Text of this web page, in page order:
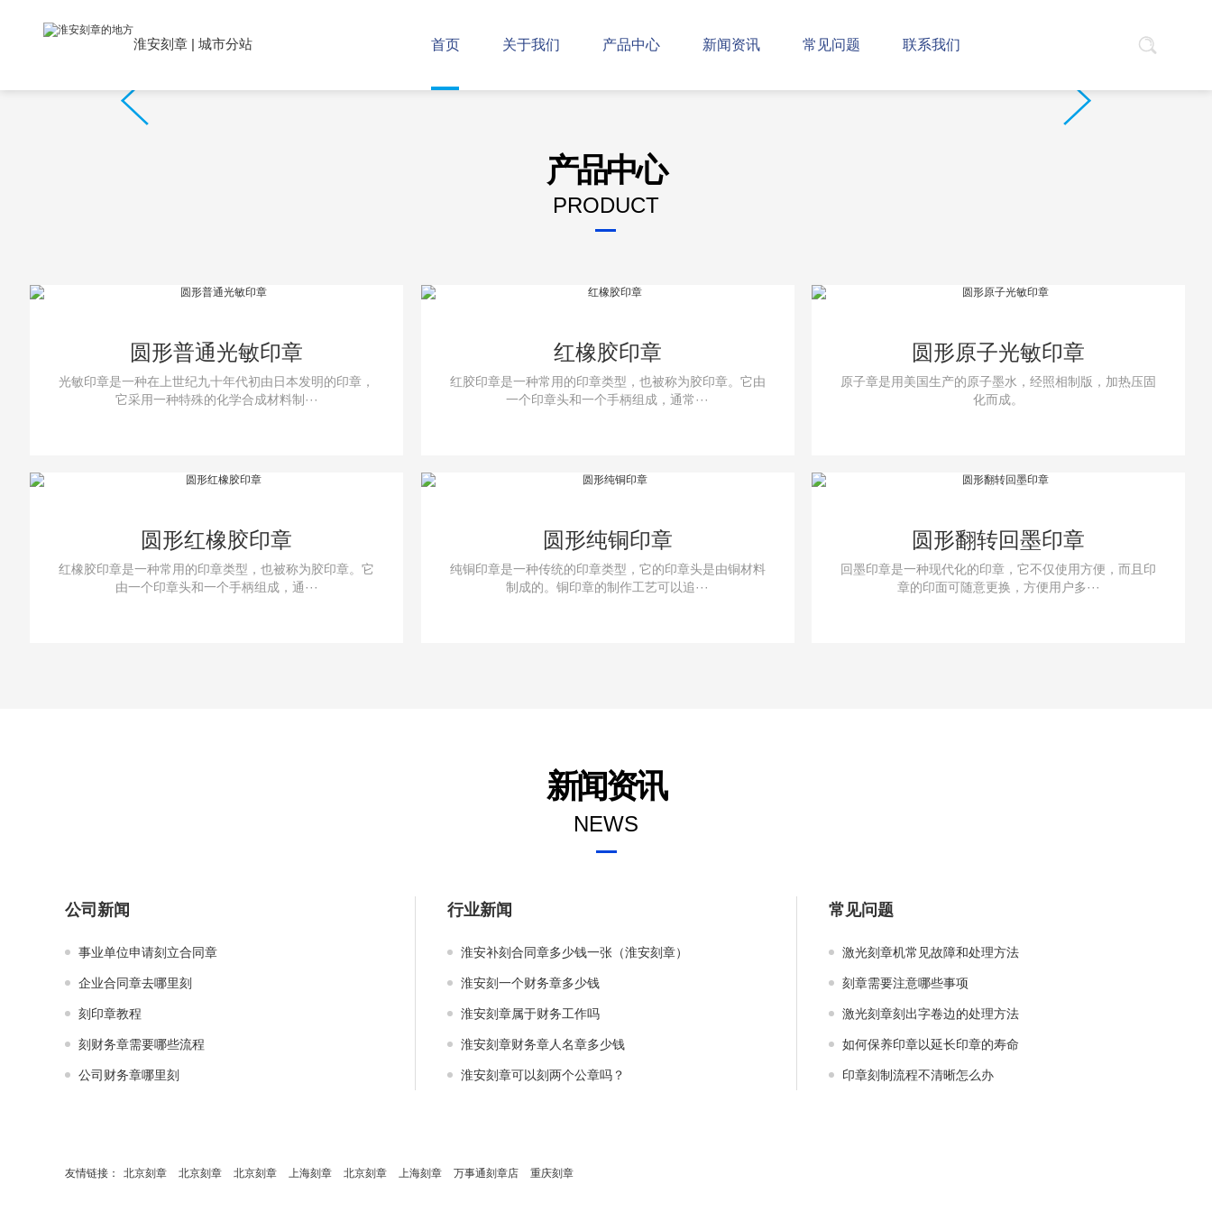
淮安刻章 | 城市分站 首页 关于我们 产品中心 新闻资讯 常见问题 联系我们
产品中心
PRODUCT
圆形普通光敏印章
光敏印章是一种在上世纪九十年代初由日本发明的印章，
它采用一种特殊的化学合成材料制···
红橡胶印章
红胶印章是一种常用的印章类型，也被称为胶印章。它由
一个印章头和一个手柄组成，通常···
圆形原子光敏印章
原子章是用美国生产的原子墨水，经照相制版，加热压固
化而成。
圆形红橡胶印章
红橡胶印章是一种常用的印章类型，也被称为胶印章。它
由一个印章头和一个手柄组成，通···
圆形纯铜印章
纯铜印章是一种传统的印章类型，它的印章头是由铜材料
制成的。铜印章的制作工艺可以追···
圆形翻转回墨印章
回墨印章是一种现代化的印章，它不仅使用方便，而且印
章的印面可随意更换，方便用户多···
新闻资讯
NEWS
公司新闻
事业单位申请刻立合同章
企业合同章去哪里刻
刻印章教程
刻财务章需要哪些流程
公司财务章哪里刻
行业新闻
淮安补刻合同章多少钱一张（淮安刻章）
淮安刻一个财务章多少钱
淮安刻章属于财务工作吗
淮安刻章财务章人名章多少钱
淮安刻章可以刻两个公章吗？
常见问题
激光刻章机常见故障和处理方法
刻章需要注意哪些事项
激光刻章刻出字卷边的处理方法
如何保养印章以延长印章的寿命
印章刻制流程不清晰怎么办
友情链接： 北京刻章 北京刻章 北京刻章 上海刻章 北京刻章 上海刻章 万事通刻章店 重庆刻章